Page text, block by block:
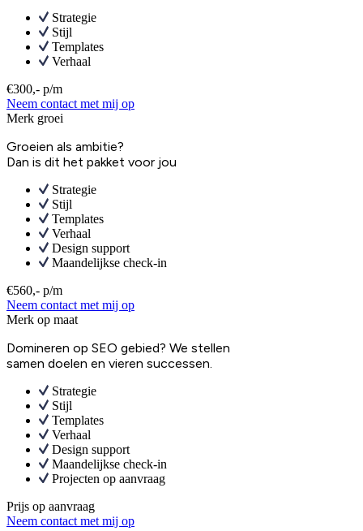
Strategie
Stijl
Templates
Verhaal
€300,- p/m
Neem contact met mij op
Merk groei
Groeien als ambitie?
Dan is dit het pakket voor jou
Strategie
Stijl
Templates
Verhaal
Design support
Maandelijkse check-in
€560,- p/m
Neem contact met mij op
Merk op maat
Domineren op SEO gebied? We stellen
samen doelen en vieren successen.
Strategie
Stijl
Templates
Verhaal
Design support
Maandelijkse check-in
Projecten op aanvraag
Prijs op aanvraag
Neem contact met mij op